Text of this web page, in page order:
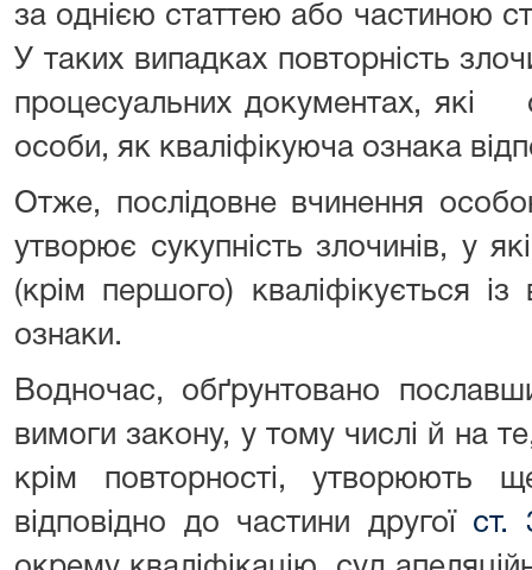
за однією статтею або частиною
У таких випадках повторність
процесуальних документах, які
особи, як кваліфікуюча ознака
Отже, послідовне вчинення
утворює сукупність злочинів, у
(крім першого) кваліфікується із
ознаки.
Водночас, обґрунтовано
вимоги закону, у тому числі й на
крім повторності, утворюють
відповідно до частини другої ст.